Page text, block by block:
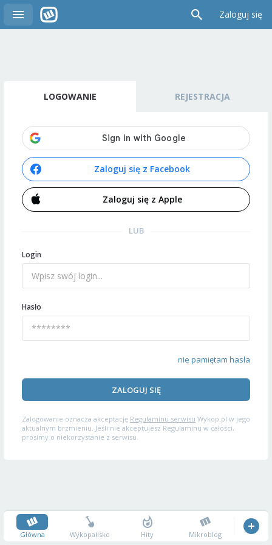
Zaloguj się
LOGOWANIE REJESTRACJA
Zaloguj się z Facebook
Zaloguj się z Apple
LUB
Login
Hasło
nie pamiętam hasła
ZALOGUJ SIĘ
Zalogowanie oznacza akceptację Regulaminu serwisu Wykop.pl w jego
aktualnym brzmieniu. Jeśli nie akceptujesz Regulaminu w całości,
prosimy o niekorzystanie z serwisu.
Główna Wykopalisko Hity Mikroblog